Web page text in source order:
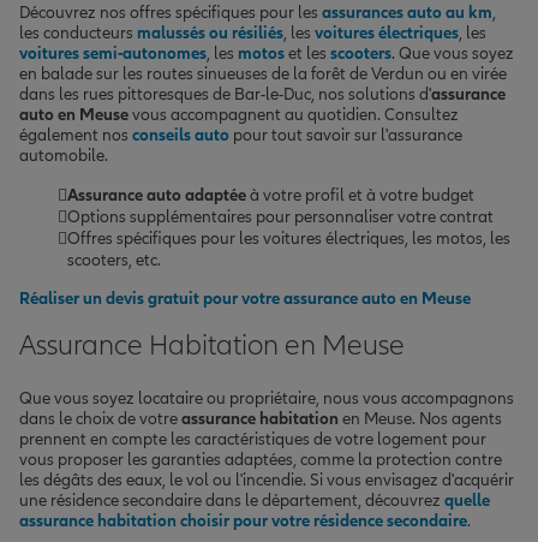
Découvrez nos offres spécifiques pour les assurances auto au km,
les conducteurs malussés ou résiliés, les voitures électriques, les
voitures semi-autonomes, les motoset les scooters. Que vous soyez
en balade sur les routes sinueuses de la forêt de Verdun ou en virée
dans les rues pittoresques de Bar-le-Duc, nos solutions d'assurance
auto en Meusevous accompagnent au quotidien. Consultez
également nos conseils auto pour tout savoir sur l'assurance
automobile.
Assurance auto adaptéeà votre profil et à votre budget
Options supplémentaires pour personnaliser votre contrat
Offres spécifiques pour les voitures électriques, les motos, les
scooters, etc.
Réaliser un devis gratuit pour votre assurance auto en Meuse
Assurance Habitation en Meuse
Que vous soyez locataire ou propriétaire, nous vous accompagnons
dans le choix de votreassurance habitation en Meuse. Nos agents
prennent en compte les caractéristiques de votre logement pour
vous proposer les garanties adaptées, comme la protection contre
les dégâts des eaux, le vol ou l'incendie. Si vous envisagez d'acquérir
une résidence secondaire dans le département, découvrez quelle
assurance habitation choisir pour votre résidence secondaire.